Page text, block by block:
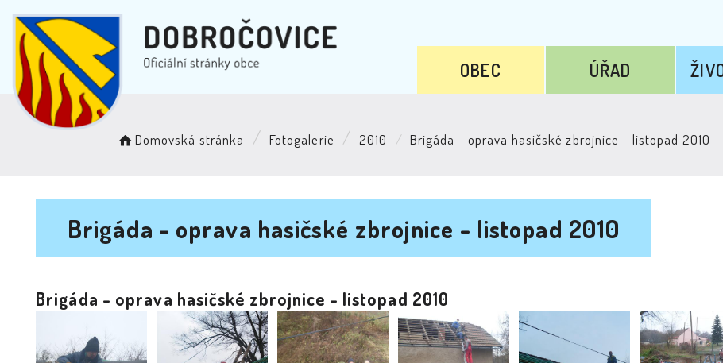
OBEC ÚŘAD
Domovská stránka Fotogalerie 2010 Brigáda - oprava hasičské zbrojnice - listopad 2010
Brigáda - oprava hasičské zbrojnice - listopad 2010
Brigáda - oprava hasičské zbrojnice - listopad 2010